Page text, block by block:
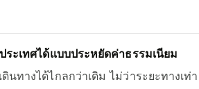
ระเทศได้แบบประหยัดค่าธรรมเนียม
นทางได้ไกลกว่าเดิม ไม่ว่าระยะทางเท่า